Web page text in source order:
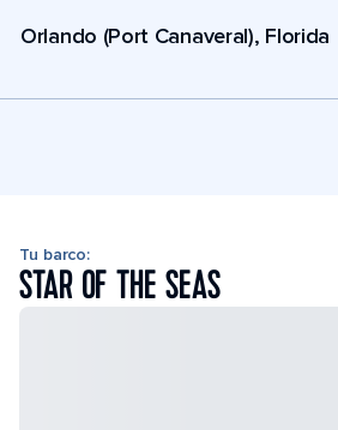
Orlando (Port Canaveral), Florida
Tu barco:
STAR OF THE SEAS